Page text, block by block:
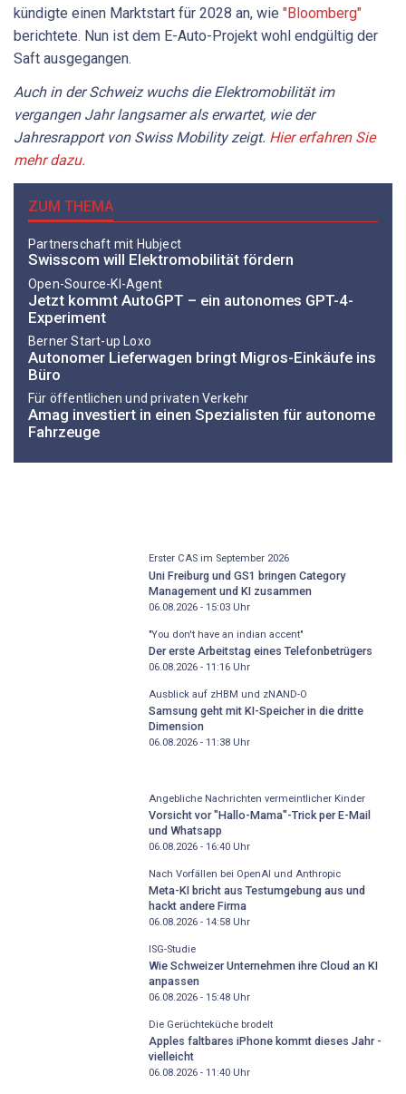
kündigte einen Marktstart für 2028 an, wie "Bloomberg"
berichtete. Nun ist dem E-Auto-Projekt wohl endgültig der
Saft ausgegangen.
Auch in der Schweiz wuchs die Elektromobilität im
vergangen Jahr langsamer als erwartet, wie der
Jahresrapport von Swiss Mobility zeigt. Hier erfahren Sie
mehr dazu.
ZUM THEMA
Partnerschaft mit Hubject
Swisscom will Elektromobilität fördern
Open-Source-KI-Agent
Jetzt kommt AutoGPT – ein autonomes GPT-4-
Experiment
Berner Start-up Loxo
Autonomer Lieferwagen bringt Migros-Einkäufe ins
Büro
Für öffentlichen und privaten Verkehr
Amag investiert in einen Spezialisten für autonome
Fahrzeuge
Erster CAS im September 2026
Uni Freiburg und GS1 bringen Category
Management und KI zusammen
06.08.2026 - 15:03Uhr
"You don't have an indian accent"
Der erste Arbeitstag eines Telefonbetrügers
06.08.2026 - 11:16Uhr
Ausblick auf zHBM und zNAND-O
Samsung geht mit KI-Speicher in die dritte
Dimension
06.08.2026 - 11:38Uhr
Angebliche Nachrichten vermeintlicher Kinder
Vorsicht vor "Hallo-Mama"-Trick per E-Mail
und Whatsapp
06.08.2026 - 16:40Uhr
Nach Vorfällen bei OpenAI und Anthropic
Meta-KI bricht aus Testumgebung aus und
hackt andere Firma
06.08.2026 - 14:58Uhr
ISG-Studie
Wie Schweizer Unternehmen ihre Cloud an KI
anpassen
06.08.2026 - 15:48Uhr
Die Gerüchteküche brodelt
Apples faltbares iPhone kommt dieses Jahr -
vielleicht
06.08.2026 - 11:40Uhr